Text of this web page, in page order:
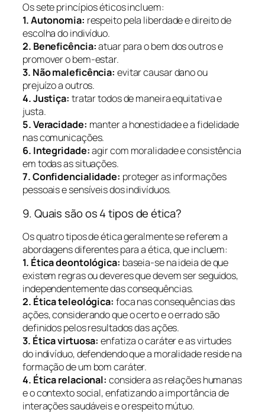
Os sete princípios éticos incluem:
1. Autonomia: respeito pela liberdade e direito de
escolha do indivíduo.
2. Beneficência:atuar para o bem dos outros e
promover o bem-estar.
3. Não maleficência: evitar causar dano ou
prejuízo a outros.
4. Justiça: tratar todos de maneira equitativa e
justa.
5. Veracidade: manter a honestidade e a fidelidade
nas comunicações.
6. Integridade:agir com moralidade e consistência
em todas as situações.
7. Confidencialidade: proteger as informações
pessoais e sensíveis dos indivíduos.
9. Quais são os 4 tipos de ética?
Os quatro tipos de ética geralmente se referem a
abordagens diferentes para a ética, que incluem:
1. Ética deontológica: baseia-se na ideia de que
existem regras ou deveres que devem ser seguidos,
independentemente das consequências.
2. Ética teleológica: foca nas consequências das
ações, considerando que o certo e o errado são
definidos pelos resultados das ações.
3. Ética virtuosa: enfatiza o caráter e as virtudes
do indivíduo, defendendo que a moralidade reside na
formação de um bom caráter.
4. Ética relacional: considera as relações humanas
e o contexto social, enfatizando a importância de
interações saudáveis e o respeito mútuo.